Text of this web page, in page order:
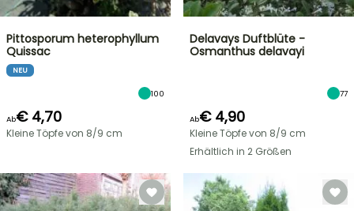
Pittosporum heterophyllum
Quissac
NEU
100
Ab€ 4,70
Kleine Töpfe von 8/9 cm
Delavays Duftblüte -
Osmanthus delavayi
77
Ab€ 4,90
Kleine Töpfe von 8/9 cm
Erhältlich in 2 Größen